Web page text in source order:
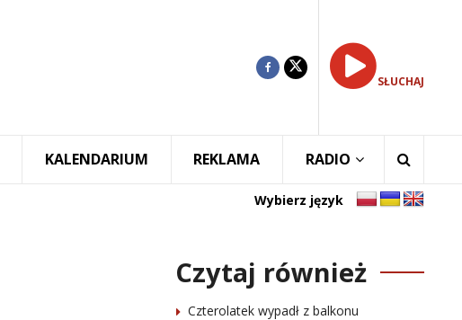
SŁUCHAJ
KALENDARIUM REKLAMA RADIO
Wybierz język
Czytaj również
Czterolatek wypadł z balkonu